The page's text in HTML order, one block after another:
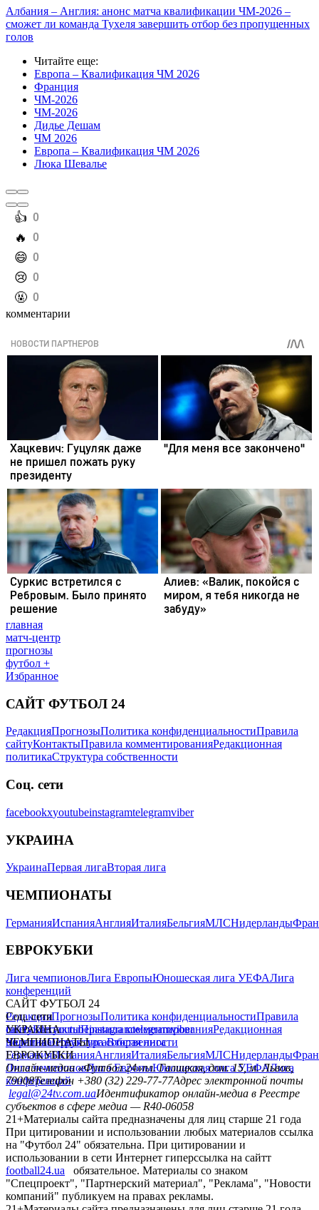
Албания – Англия: анонс матча квалификации ЧМ-2026 –
сможет ли команда Тухеля завершить отбор без пропущенных
голов
Читайте еще:
Европа – Квалификация ЧМ 2026
Франция
ЧМ-2026
ЧМ-2026
Дидье Дешам
ЧМ 2026
Европа – Квалификация ЧМ 2026
Люка Шевалье
️👍 0
️🔥 0
️😄 0
️😢 0
️🤬 0
комментарии
главная
матч-центр
прогнозы
футбол +
Избранное
САЙТ ФУТБОЛ 24
РедакцияПрогнозыПолитика конфиденциальностиПравила
сайтуКонтактыПравила комментированияРедакционная
политикаСтруктура собственности
Соц. сети
facebookxyoutubeinstagramtelegramviber
УКРАИНА
УкраинаПервая лигаВторая лига
ЧЕМПИОНАТЫ
ГерманияИспанияАнглияИталияБельгияМЛСНидерланды
ЕВРОКУБКИ
Лига чемпионовЛига ЕвропыЮношеская лига УЕФАЛига
конференций
САЙТ ФУТБОЛ 24
РедакцияПрогнозыПолитика конфиденциальностиПравила
сайтуКонтактыПравила комментированияРедакционная
политикаСтруктура собственности
Соц. сети
facebookxyoutubeinstagramtelegramviber
УКРАИНА
УкраинаПервая лигаВторая лига
ЧЕМПИОНАТЫ
ГерманияИспанияАнглияИталияБельгияМЛСНидерланды
ЕВРОКУБКИ
Лига чемпионовЛига ЕвропыЮношеская лига УЕФАЛига
конференций
Онлайн-медиа «Футбол 24»пл. Галицкая, дом. 15, м. Львов,
79008Телефон +380 (32) 229-77-77Адрес электронной почты
legal@24tv.com.uaИдентификатор онлайн-медиа в Реестре
субъектов в сфере медиа — R40-06058
21+Материалы сайта предназначены для лиц старше 21 года
При цитировании и использовании любых материалов ссылка
на "Футбол 24" обязательна. При цитировании и
использовании в сети Интернет гиперссылка на сайтт
football24.ua
обязательное. Материалы со знаком
"Спецпроект", "Партнерский материал", "Реклама", "Новости
компаний" публикуем на правах рекламы.